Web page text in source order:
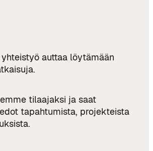
auttaa löytämään
tilaajaksi ja saat
tapahtumista, projekteista